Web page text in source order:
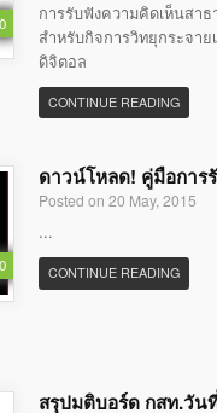
0
การรับฟังความคิดเห็นสา
สำหรับกิจการวิทยุกระจาย
ดิจิตอล
CONTINUE READING
0
ดาวน์โหลด! คู่มือกา
Posted on 20 May, 2015
...
CONTINUE READING
สรุปมติบอร์ด กสท.วัน